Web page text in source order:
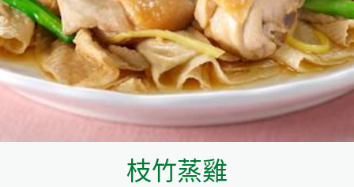
料理種類
家樂牌雞汁
家樂牌快熟通心粉
愛環境食材篩選條件
枝竹蒸雞